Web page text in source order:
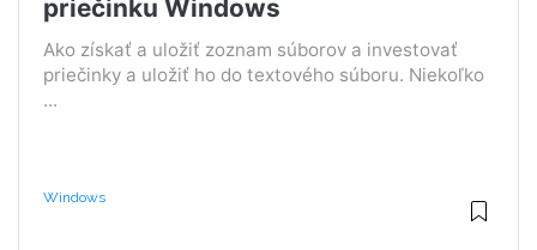
priečinku Windows
Ako získať a uložiť zoznam súborov a investovať
priečinky a uložiť ho do textového súboru. Niekoľko
...
Windows